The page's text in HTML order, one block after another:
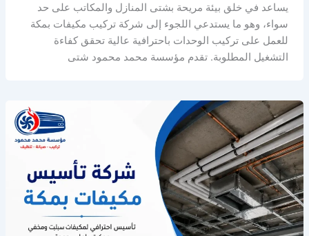
يساعد في خلق بيئة مريحة بشتى المنازل والمكاتب على حد
سواء، وهو ما يستدعي اللجوء إلى شركة تركيب مكيفات بمكة
للعمل على تركيب الوحدات باحترافية عالية تحقق كفاءة
التشغيل المطلوبة. تقدم مؤسسة محمد محمود شتى